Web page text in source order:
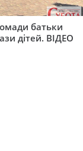
батьки
дітей. ВІДЕО